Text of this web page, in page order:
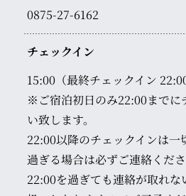
0875-27-6162
チェックイン
15:00（最終チェックイン 22:00
※ご宿泊初日のみ22:00までに
い致します。
22:00以降のチェックインは一
過ぎる場合は必ずご連絡くださ
22:00を過ぎても連絡が取れ